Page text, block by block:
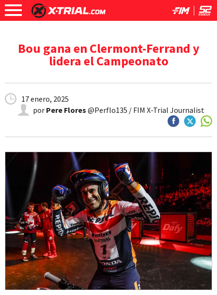
Bou gana en Clermont-Ferrand y
lidera el Campeonato
17 enero, 2025
por Pere Flores @Perflo135 / FIM X-Trial Journalist